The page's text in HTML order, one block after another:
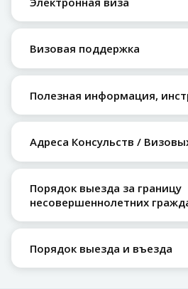
Визовая поддержка
Полезная информация,
Адреса Консульств /
Порядок выезда за границу
несовершеннолетних
Порядок выезда и въезда